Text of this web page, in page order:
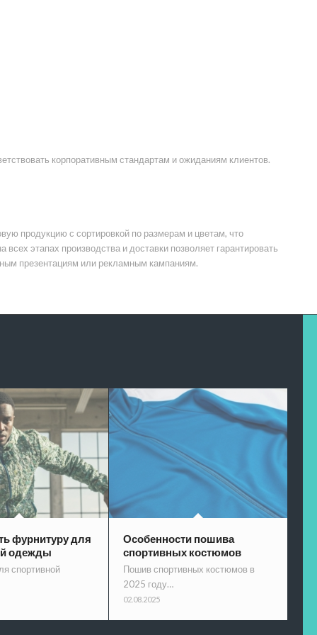
корпоративным стандартам и ожиданиям клиентов.
продукцию с сортировкой по размерам и цветам, что
этапах производства и доставки позволяет гарантировать
презентациям или рекламным кампаниям.
фурнитуру для
одежды
спортивной
Особенности пошива
спортивных костюмов
Пошив спортивных костюмов в
2025 году…
02.08.2025